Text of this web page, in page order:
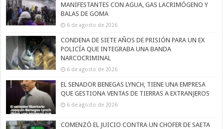
MANIFESTANTES CON AGUA, GAS LACRIMÓGENO Y
BALAS DE GOMA
6 de agosto de 2026
CONDENA DE SIETE AÑOS DE PRISIÓN PARA UN EX
POLICÍA QUE INTEGRABA UNA BANDA
NARCOCRIMINAL
6 de agosto de 2026
EL SENADOR BENEGAS LYNCH, TIENE UNA EMPRESA
QUE GESTIONA VENTAS DE TIERRAS A EXTRANJEROS
6 de agosto de 2026
COMENZÓ EL JUICIO CONTRA UN CHOFER DE SAETA